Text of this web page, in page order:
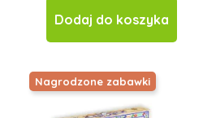
Dodaj do koszyka
Nagrodzone zabawki